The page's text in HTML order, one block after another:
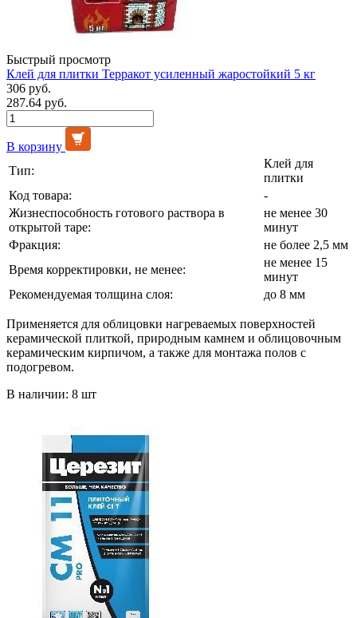
Быстрый просмотр
Клей для плитки Терракот усиленный жаростойкий 5 кг
306 руб.
287.64 руб.
В корзину
Тип:
Клей для
плитки
Код товара:
-
Жизнеспособность готового раствора в
открытой таре:
не менее 30
минут
Фракция:
не более 2,5 мм
Время корректировки, не менее:
не менее 15
минут
Рекомендуемая толщина слоя:
до 8 мм
Применяется для облицовки нагреваемых поверхностей
керамической плиткой, природным камнем и облицовочным
керамическим кирпичом, а также для монтажа полов с
подогревом.
В наличии: 8 шт